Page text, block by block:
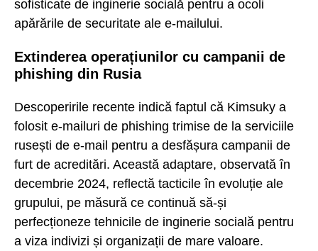
sofisticate de inginerie socială pentru a ocoli
apărările de securitate ale e-mailului.
Extinderea operațiunilor cu campanii de
phishing din Rusia
Descoperirile recente indică faptul că Kimsuky a
folosit e-mailuri de phishing trimise de la serviciile
rusești de e-mail pentru a desfășura campanii de
furt de acreditări. Această adaptare, observată în
decembrie 2024, reflectă tacticile în evoluție ale
grupului, pe măsură ce continuă să-și
perfecționeze tehnicile de inginerie socială pentru
a viza indivizi și organizații de mare valoare.